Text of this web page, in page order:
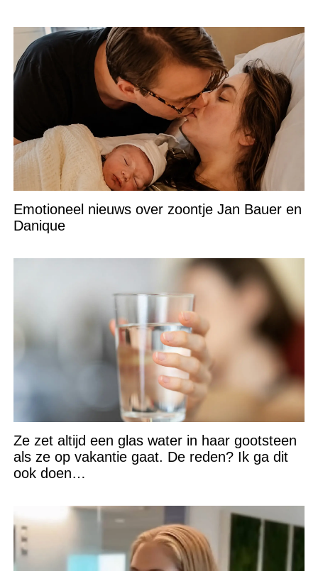
Emotioneel nieuws over zoontje Jan Bauer en
Danique
Ze zet altijd een glas water in haar gootsteen
als ze op vakantie gaat. De reden? Ik ga dit
ook doen…